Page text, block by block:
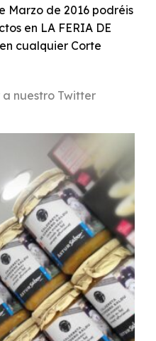
Marzo de 2016 podréis
en LA FERIA DE
cualquier Corte
a nuestro Twitter